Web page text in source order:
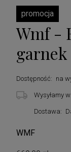
promocja
Wmf -
garnek
Dostępność: na
Wysyłamy w:
Dostawa:
WMF